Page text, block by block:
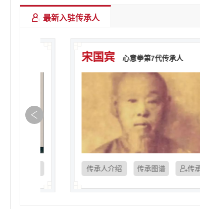
最新入驻传承人
宋国宾 心意拳第7代传承人
传承人介绍 传承图谱 传承